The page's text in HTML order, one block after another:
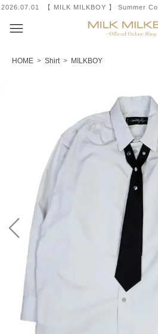
MILKBOY 】 Summer Collection 新作入
HOME > Shirt> MILKBOY